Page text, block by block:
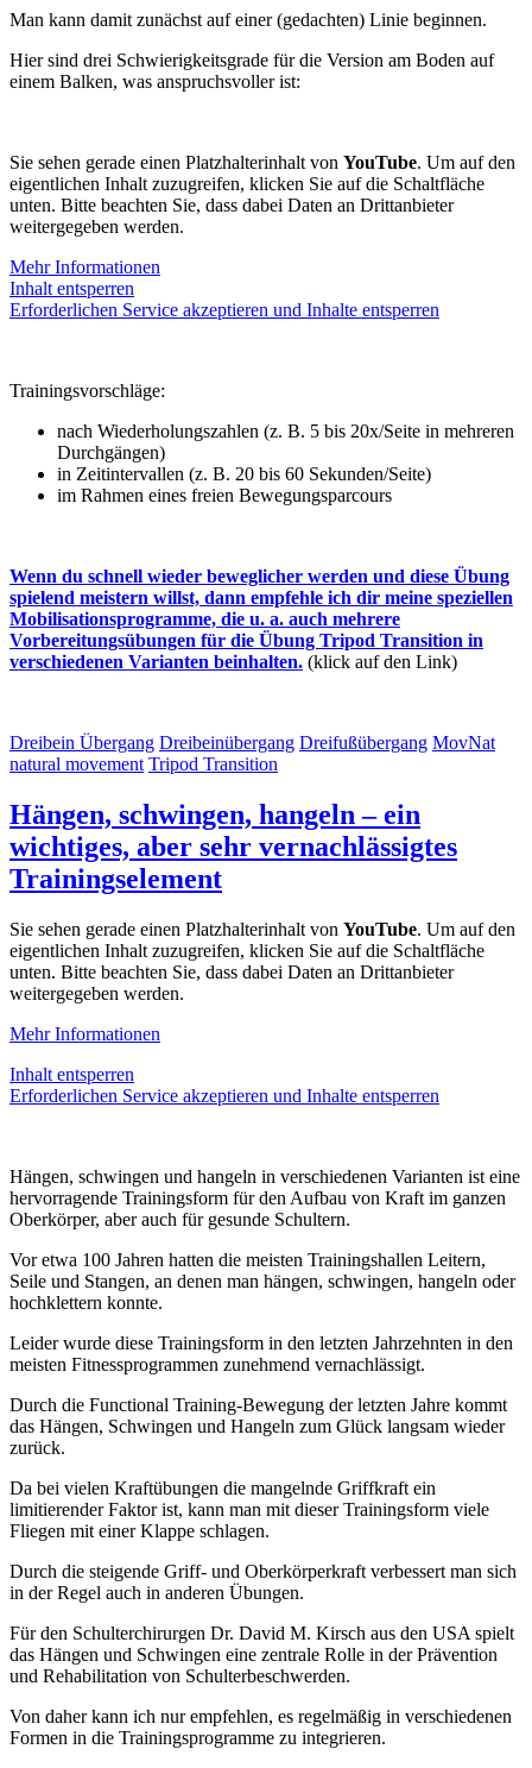
Man kann damit zunächst auf einer (gedachten) Linie beginnen.
Hier sind drei Schwierigkeitsgrade für die Version am Boden auf
einem Balken, was anspruchsvoller ist:
Sie sehen gerade einen Platzhalterinhalt von YouTube. Um auf den
eigentlichen Inhalt zuzugreifen, klicken Sie auf die Schaltfläche
unten. Bitte beachten Sie, dass dabei Daten an Drittanbieter
weitergegeben werden.
Mehr Informationen
Inhalt entsperren
Erforderlichen Service akzeptieren und Inhalte entsperren
Trainingsvorschläge:
nach Wiederholungszahlen (z. B. 5 bis 20x/Seite in mehreren
Durchgängen)
in Zeitintervallen (z. B. 20 bis 60 Sekunden/Seite)
im Rahmen eines freien Bewegungsparcours
Wenn du schnell wieder beweglicher werden und diese Übung
spielend meistern willst, dann empfehle ich dir meine speziellen
Mobilisationsprogramme, die u. a. auch mehrere
Vorbereitungsübungen für die Übung Tripod Transition in
verschiedenen Varianten beinhalten. (klick auf den Link)
Dreibein Übergang Dreibeinübergang Dreifußübergang MovNat
natural movement Tripod Transition
Hängen, schwingen, hangeln – ein
wichtiges, aber sehr vernachlässigtes
Trainingselement
Sie sehen gerade einen Platzhalterinhalt von YouTube. Um auf den
eigentlichen Inhalt zuzugreifen, klicken Sie auf die Schaltfläche
unten. Bitte beachten Sie, dass dabei Daten an Drittanbieter
weitergegeben werden.
Mehr Informationen
Inhalt entsperren
Erforderlichen Service akzeptieren und Inhalte entsperren
Hängen, schwingen und hangeln in verschiedenen Varianten ist eine
hervorragende Trainingsform für den Aufbau von Kraft im ganzen
Oberkörper, aber auch für gesunde Schultern.
Vor etwa 100 Jahren hatten die meisten Trainingshallen Leitern,
Seile und Stangen, an denen man hängen, schwingen, hangeln oder
hochklettern konnte.
Leider wurde diese Trainingsform in den letzten Jahrzehnten in den
meisten Fitnessprogrammen zunehmend vernachlässigt.
Durch die Functional Training-Bewegung der letzten Jahre kommt
das Hängen, Schwingen und Hangeln zum Glück langsam wieder
zurück.
Da bei vielen Kraftübungen die mangelnde Griffkraft ein
limitierender Faktor ist, kann man mit dieser Trainingsform viele
Fliegen mit einer Klappe schlagen.
Durch die steigende Griff- und Oberkörperkraft verbessert man sich
in der Regel auch in anderen Übungen.
Für den Schulterchirurgen Dr. David M. Kirsch aus den USA spielt
das Hängen und Schwingen eine zentrale Rolle in der Prävention
und Rehabilitation von Schulterbeschwerden.
Von daher kann ich nur empfehlen, es regelmäßig in verschiedenen
Formen in die Trainingsprogramme zu integrieren.